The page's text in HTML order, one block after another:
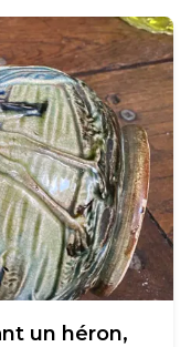
un héron,